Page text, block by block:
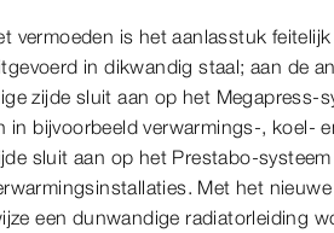
vermoeden is het aanlasstuk
in dikwandig staal; aan de
zijde sluit aan op het Megapress-
in bijvoorbeeld verwarmings-, koel-
sluit aan op het Prestabo-
Met het
een dunwandige radiatorleiding